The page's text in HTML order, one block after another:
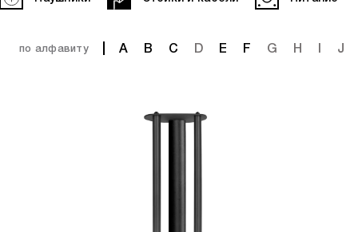
по алфавиту A B C D E F G H J